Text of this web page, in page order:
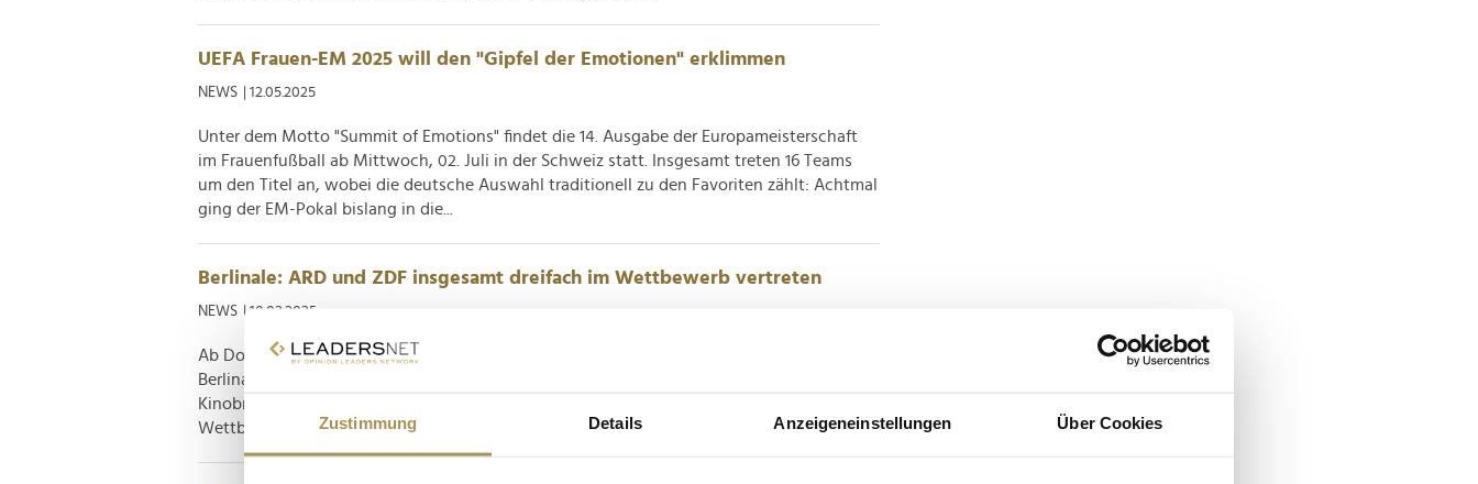
Zustimmung Details Anzeigeneinstellungen Über Cookies
UEFA Frauen-EM 2025 will den "Gipfel der Emotionen" erklimmen
NEWS | 12.05.2025
Unter dem Motto "Summit of Emotions" findet die 14. Ausgabe der Europameisterschaft
im Frauenfußball ab Mittwoch, 02. Juli in der Schweiz statt. Insgesamt treten 16 Teams
um den Titel an, wobei die deutsche Auswahl traditionell zu den Favoriten zählt: Achtmal
ging der EM-Pokal bislang in die...
Berlinale: ARD und ZDF insgesamt dreifach im Wettbewerb vertreten
NEWS | 10.02.2025
Ab Donnerstag, 13. Februar verwandeln die 75. Internationalen Filmfestspiele Berlin - kurz
Berlinale – die bundesdeutsche Hauptstadt für zehn Tage zum Hotspot der globalen
Kinobranche. Besondere Beachtung wird dabei einmal mehr der prestigeträchtige
Wettbewerb genießen, bei dem sich in diesem Jahr 19...